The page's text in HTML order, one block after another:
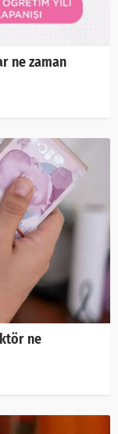
ne zaman
ne